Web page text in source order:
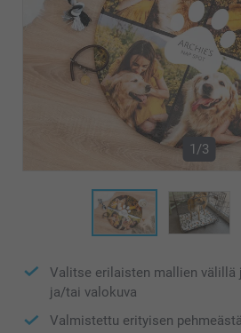
1/3
Valitse erilaisten mallien välillä
ja/tai valokuva
Valmistettu erityisen